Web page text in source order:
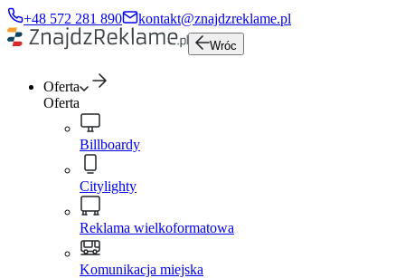
+48 572 281 890 kontakt@znajdzreklame.pl
Wróc
Oferta
Oferta
Billboardy
Citylighty
Reklama wielkoformatowa
Komunikacja miejska